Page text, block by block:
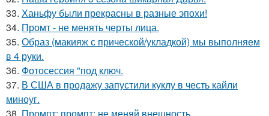
33. Ханьфу были прекрасны в разные эпохи!
34. Промт - не менять черты лица.
35. Образ (макияж с прической/укладкой) мы выполняем
в 4 руки.
36. Фотосессия "под ключ.
37. В США в продажу запустили куклу в честь кайли
миноуг.